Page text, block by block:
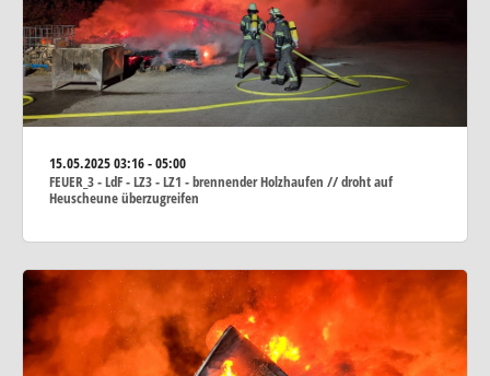
15.05.202503:16 - 05:00
FEUER_3 - LdF - LZ3 - LZ1 - brennender Holzhaufen // droht auf
Heuscheune überzugreifen